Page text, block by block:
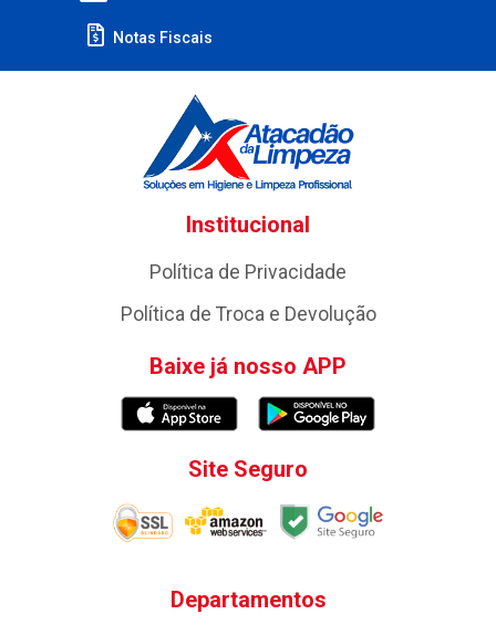
Notas Fiscais
Institucional
Política de Privacidade
Política de Troca e Devolução
Baixe já nosso APP
Site Seguro
Departamentos